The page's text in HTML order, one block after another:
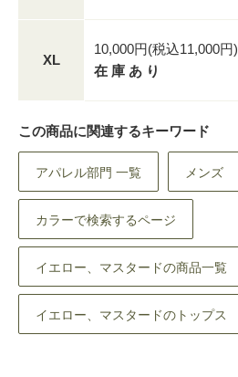
XL
10,000円(税込11,000円)
在 庫 あ り
この商品に関連するキーワード
アパレル部門 一覧 メンズ
カラーで検索するページ
イエロー、マスタードの商品一覧
イエロー、マスタードのトップス